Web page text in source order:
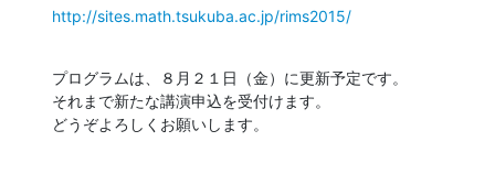
http://sites.math.tsukuba.ac.jp/rims2015/
プログラムは、８月２１日（金）に更新予定です。
それまで新たな講演申込を受付けます。
どうぞよろしくお願いします。